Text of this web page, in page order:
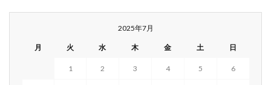
2025年7月
月 火 水 木 金 土 日
1 2 3 4 5 6